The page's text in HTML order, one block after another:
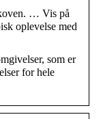
… Vis på
oplevelse med
som er
for hele